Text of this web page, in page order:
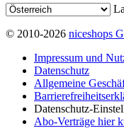
© 2010-2026 niceshops
Impressum und
Datenschutz
Allgemeine
Datenschutz-
Abo-Verträge hier